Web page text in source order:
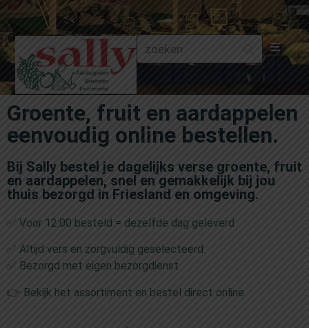
Groente, fruit en aardappelen
eenvoudig online bestellen.
Bij Sally bestel je dagelijks verse groente, fruit
en aardappelen, snel en gemakkelijk bij jou
thuis bezorgd in Friesland en omgeving.
✅ Voor 12:00 besteld = dezelfde dag geleverd
✅ Altijd vers en zorgvuldig geselecteerd
✅ Bezorgd met eigen bezorgdienst
👉 Bekijk het assortiment en bestel direct online.